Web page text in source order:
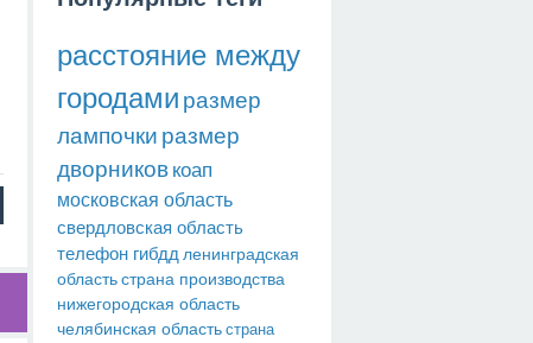
расстояние между
городами размер
лампочки размер
дворников коап
московская область
свердловская область
телефон гибдд ленинградская
областьстрана производства
нижегородская область
челябинская область страна